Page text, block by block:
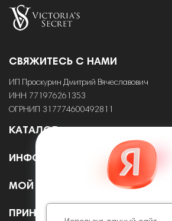
СВЯЖИТЕСЬ С НАМИ
ИП Проскурин Дмитрий Вячеславович
ИНН 771976261353
ОГРНИП 317774600492811
КАТАЛОГ
ИНФОРМАЦИЯ
МОЙ АККАУНТ
ПРИНИМАЕМ К ОПЛАТЕ ОНЛАЙН